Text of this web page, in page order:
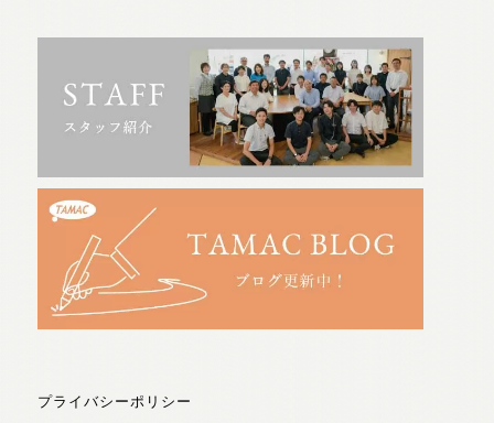
プライバシーポリシー